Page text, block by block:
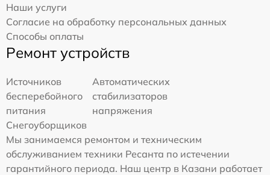
Наши услуги
Согласие на обработку персональных данных
Способы оплаты
Ремонт устройств
Источников
бесперебойного
питания
Автоматических
стабилизаторов
напряжения
Снегоуборщиков
Мы занимаемся ремонтом и техническим
обслуживанием техники Ресанта по истечении
гарантийного периода. Наш центр в Казани работает